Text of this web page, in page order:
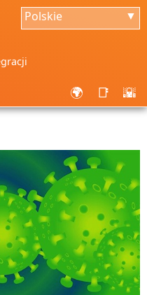
Polskie ▼
🌍 📑 🌇